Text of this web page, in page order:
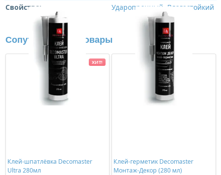
Свойства:
Ударопрочный Влагостойкий
Сопутствующие товары
Клей-шпатлёвка Decomaster
Ultra 280мл
ХИТ!
Клей-герметик Decomaster
Монтаж-Декор (280 мл)